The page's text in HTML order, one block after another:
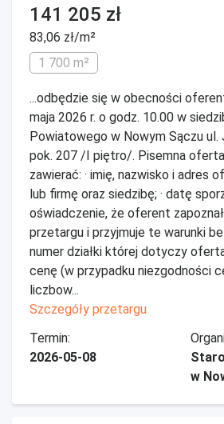
141 205 zł
83,06 zł/m²
1 700 m²
...odbędzie się w obecności
maja 2026 r. o godz. 10.00 w
Powiatowego w Nowym Sączu ul.
pok. 207 /I piętro/. Pisemna
zawierać: · imię, nazwisko i adres
lub firmę oraz siedzibę; · datę
oświadczenie, że oferent
przetargu i przyjmuje te warunki
numer działki której dotyczy
cenę (w przypadku niezgodności
liczbow...
Szczegóły przetargu
Termin:
2026-05-08
w